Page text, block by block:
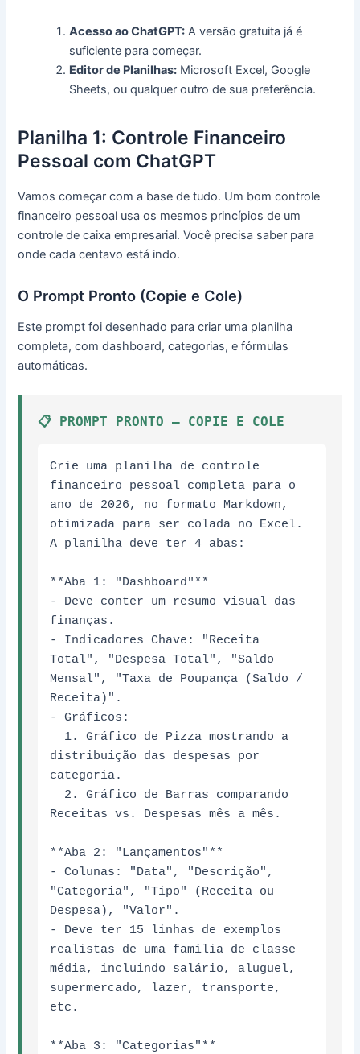
Acesso ao ChatGPT: A versão gratuita já é
suficiente para começar.
Editor de Planilhas: Microsoft Excel, Google
Sheets, ou qualquer outro de sua preferência.
Planilha 1: Controle Financeiro
Pessoal com ChatGPT
Vamos começar com a base de tudo. Um bom controle
financeiro pessoal usa os mesmos princípios de um
controle de caixa empresarial. Você precisa saber para
onde cada centavo está indo.
O Prompt Pronto (Copie e Cole)
Este prompt foi desenhado para criar uma planilha
completa, com dashboard, categorias, e fórmulas
automáticas.
📋 PROMPT PRONTO – COPIE E COLE
Crie uma planilha de controle
financeiro pessoal completa para o
ano de 2026, no formato Markdown,
otimizada para ser colada no Excel.
A planilha deve ter 4 abas:
**Aba 1: "Dashboard"**
- Deve conter um resumo visual das
finanças.
- Indicadores Chave: "Receita
Total", "Despesa Total", "Saldo
Mensal", "Taxa de Poupança (Saldo /
Receita)".
- Gráficos:
distribuição das despesas por
categoria.
Receitas vs. Despesas mês a mês.
**Aba 2: "Lançamentos"**
- Colunas: "Data", "Descrição",
"Categoria", "Tipo" (Receita ou
Despesa), "Valor".
- Deve ter 15 linhas de exemplos
realistas de uma família de classe
média, incluindo salário, aluguel,
supermercado, lazer, transporte,
etc.
**Aba 3: "Categorias"**